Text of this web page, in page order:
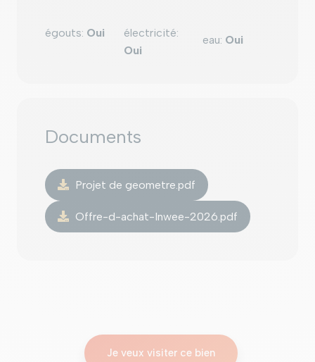
égouts: Oui électricité:
Oui
eau: Oui
Documents
Projet de geometre.pdf
Offre-d-achat-Inwee-2026.pdf
Je veux visiter ce bien